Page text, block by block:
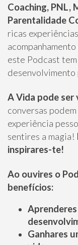
Coaching, PNL,
Parentalidade
ricas
este Podcast
desenvolvimento
A Vida pode ser
conversas
experiência
sentires a magia!
inspirares-te!
Ao ouvires o
benefícios:
Ganhares